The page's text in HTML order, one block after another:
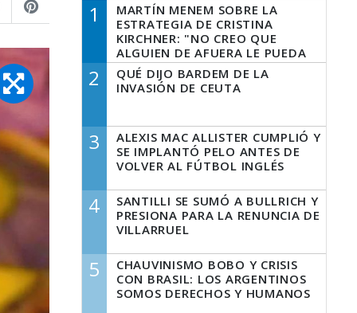
1
MARTÍN MENEM SOBRE LA
ESTRATEGIA DE CRISTINA
KIRCHNER: "NO CREO QUE
ALGUIEN DE AFUERA LE PUEDA
DECIR A LA JUSTICIA LO QUE
TIENE QUE HACER"
2
QUÉ DIJO BARDEM DE LA
INVASIÓN DE CEUTA
3
ALEXIS MAC ALLISTER CUMPLIÓ Y
SE IMPLANTÓ PELO ANTES DE
VOLVER AL FÚTBOL INGLÉS
4
SANTILLI SE SUMÓ A BULLRICH Y
PRESIONA PARA LA RENUNCIA DE
VILLARRUEL
5
CHAUVINISMO BOBO Y CRISIS
CON BRASIL: LOS ARGENTINOS
SOMOS DERECHOS Y HUMANOS